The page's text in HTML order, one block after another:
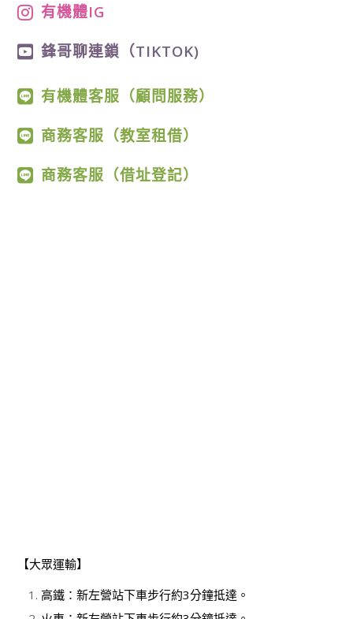
有機體IG
鋒哥聊連鎖（TIKTOK)
有機體客服（顧問服務）
商務客服（教室租借）
商務客服（借址登記）
【大眾運輸】
高鐵：新左營站下車步行約3分鐘抵達。